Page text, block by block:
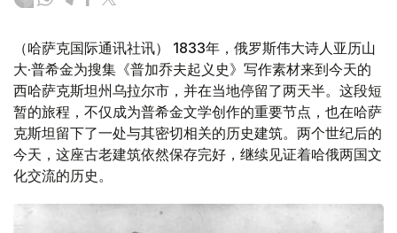
（哈萨克国际通讯社讯） 1833年，俄罗斯伟大诗人亚历山
大·普希金为搜集《普加乔夫起义史》写作素材来到今天的
西哈萨克斯坦州乌拉尔市，并在当地停留了两天半。这段短
暂的旅程，不仅成为普希金文学创作的重要节点，也在哈萨
克斯坦留下了一处与其密切相关的历史建筑。两个世纪后的
今天，这座古老建筑依然保存完好，继续见证着哈俄两国文
化交流的历史。